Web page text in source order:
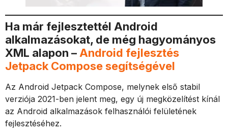
Ha már fejlesztettél Android
alkalmazásokat, de még hagyományos
XML alapon – Android fejlesztés
Jetpack Compose segítségével
Az Android Jetpack Compose, melynek első stabil
verziója 2021-ben jelent meg, egy új megközelítést kínál
az Android alkalmazások felhasználói felületének
fejlesztéséhez.